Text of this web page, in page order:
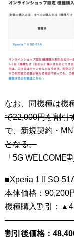
なお、同機種は機
で22,000円を割引
で、新規契約・
となる。
「5G WELCOME
■Xperia 1 II SO-
本体価格：90,200
機種購入割引：
割引後価格：